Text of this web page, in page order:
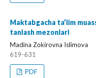
Maktabgacha ta’lim
tanlash mezonlari
Madina Zokirovna Islimova
619-631
PDF